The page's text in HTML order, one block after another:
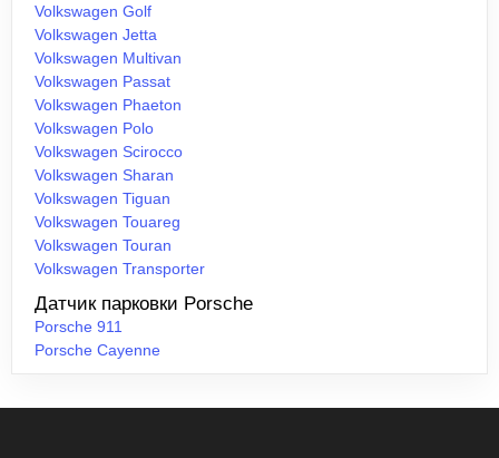
Volkswagen Golf
Volkswagen Jetta
Volkswagen Multivan
Volkswagen Passat
Volkswagen Phaeton
Volkswagen Polo
Volkswagen Scirocco
Volkswagen Sharan
Volkswagen Tiguan
Volkswagen Touareg
Volkswagen Touran
Volkswagen Transporter
Датчик парковки Porsche
Porsche 911
Porsche Cayenne